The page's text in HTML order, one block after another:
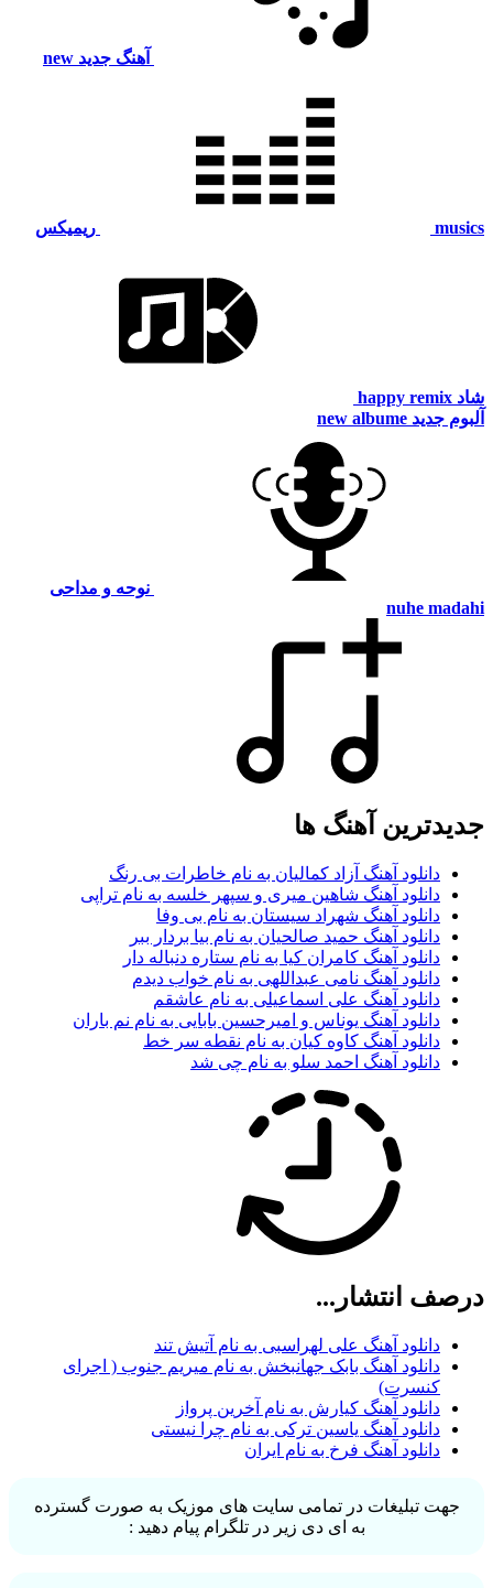
آهنگ جدید new
ریمیکس
happy remix
جدید new albume
نوحه و مداحی
nuhe
آهنگ ها
دانلود آهنگ آزاد کمالیان به نام خاطرات بی رنگ
دانلود آهنگ شاهین میری و سپهر خلسه به نام تراپی
دانلود آهنگ شهراد سیستان به نام بی وفا
دانلود آهنگ حمید صالحیان به نام بیا بردار ببر
دانلود آهنگ کامران کیا به نام ستاره دنباله دار
دانلود آهنگ نامی عبداللهی به نام خواب دیدم
دانلود آهنگ علی اسماعیلی به نام عاشقم
دانلود آهنگ یوناس و امیرحسین بابایی به نام نم باران
دانلود آهنگ کاوه کیان به نام نقطه سر خط
دانلود آهنگ احمد سلو به نام چی شد
انتشار...
دانلود آهنگ علی لهراسبی به نام آتیش تند
دانلود آهنگ بابک جهانبخش به نام میریم جنوب ( اجرای
کنسرت)
دانلود آهنگ کیارش به نام آخرین پرواز
دانلود آهنگ یاسین ترکی به نام چرا نیستی
دانلود آهنگ فرخ به نام ایران
جهت تبلیغات در تمامی سایت های موزیک به صورت گسترده
به ای دی زیر در تلگرام پیام دهید :